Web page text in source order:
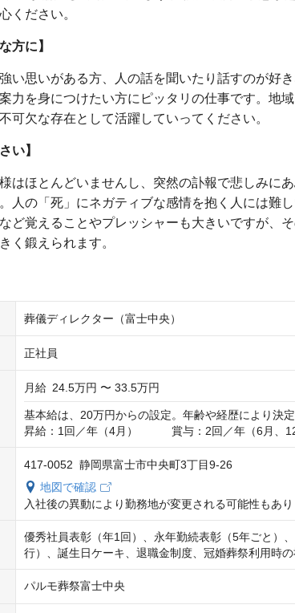
ください。
方に】
い思いがある方、人の話を聞いたり話すのが好
力を身につけたい方にピッタリの仕事です。地
可欠な存在として活躍していってください。
い】
はほとんどいませんし、突然の訃報で悲しみに
人の「死」にネガティブな感情を抱く人には難
ど覚えることやプレッシャーも大きいですが、
く鍛えられます。
葬儀ディレクター（富士中央）
正社員
月給 24.5万円 〜 33.5万円
基本給は、20万円からの設定。年齢や経歴により決定
昇給：1回／年（4月）　　　賞与：2回／年（6月、12
417-0052 静岡県富士市中央町3丁目9-26
地図で確認
入社後の異動により勤務地が変更される可能性もあり
優秀社員表彰（年1回）、永年勤続表彰（5年ごと）
行）、誕生日ケーキ、退職金制度、冠婚葬祭利用時
パルモ葬祭富士中央